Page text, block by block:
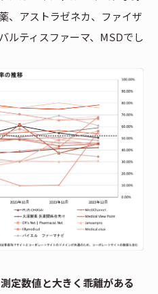
、アストラゼネカ、ファイザ
ルティスファーマ、MSDでし
定数値と大きく乖離がある